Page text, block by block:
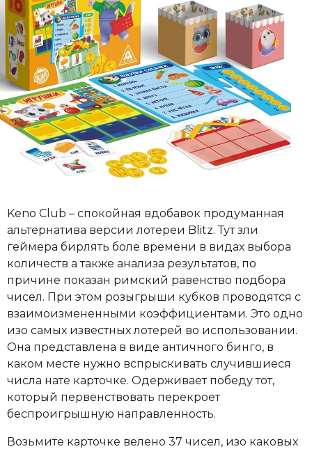
Keno Club – спокойная вдобавок продуманная
альтернатива версии лотереи Blitz. Тут зли
геймера бирлять боле времени в видах выбора
количеств а также анализа результатов, по
причине показан римский равенство подбора
чисел. При этом розыгрыши кубков проводятся с
взаимоизмененными коэффициентами. Это одно
изо самых известных лотерей во использовании.
Она представлена в виде античного бинго, в
каком месте нужно вспрыскивать случившиеся
числа нате карточке. Одерживает победу тот,
который первенствовать перекроет
беспроигрышную направленность.
Возьмите карточке велено 37 чисел, изо каковых